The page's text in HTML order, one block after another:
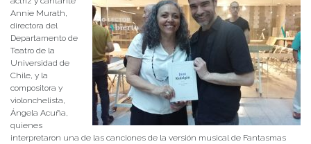
Annie Murath,
directora del
Departamento de
Teatro de la
Universidad de
Chile, y la
compositora y
violonchelista,
Ángela Acuña,
quienes
interpretaron una de las canciones de la versión musical de Fantasmas